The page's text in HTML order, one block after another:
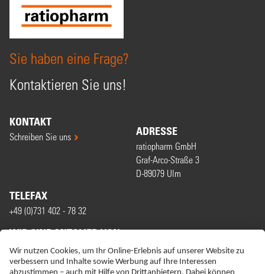
Sie haben eine Frage?
Kontaktieren Sie uns!
KONTAKT
Schreiben Sie uns ADRESSE
ratiopharm GmbH
Graf-Arco-Straße 3
D-89079 Ulm
TELEFAX
+49 (0)731 402 - 78 32
WIR SIND MITGLIED VON